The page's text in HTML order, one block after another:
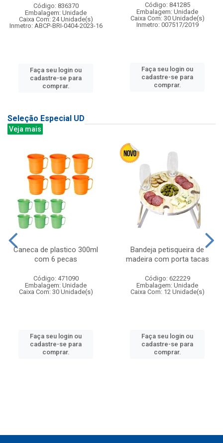
Código: 836370
Embalagem: Unidade
Caixa Com: 24 Unidade(s)
Inmetro: ABCP-BRI-0404-2023-16
Faça seu login ou
cadastre-se para
comprar.
Código: 841285
Embalagem: Unidade
Caixa Com: 30 Unidade(s)
Inmetro: 007517/2019
Faça seu login ou
cadastre-se para
comprar.
Seleção Especial UD
Veja mais
Caneca de plastico 300ml
com 6 pecas
Código: 471090
Embalagem: Unidade
Caixa Com: 30 Unidade(s)
Faça seu login ou
cadastre-se para
comprar.
Bandeja petisqueira de
madeira com porta tacas
Código: 622229
Embalagem: Unidade
Caixa Com: 12 Unidade(s)
Faça seu login ou
cadastre-se para
comprar.